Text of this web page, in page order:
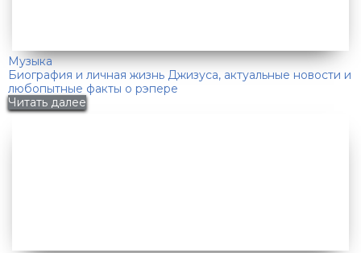
Музыка
Биография и личная жизнь Джизуса, актуальные новости и
любопытные факты о рэпере
Читать далее